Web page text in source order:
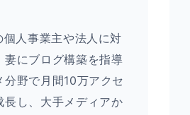
人事業主や法人に対
にブログ構築を指導
野で月間10万アクセ
し、大手メディアか